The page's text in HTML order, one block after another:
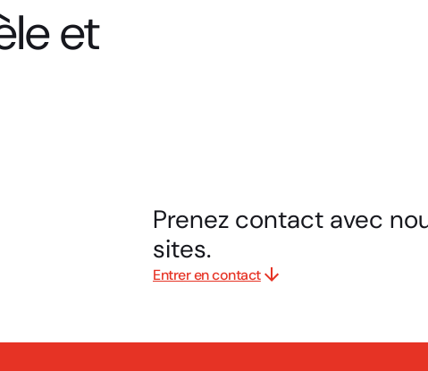
et
Prenez contact avec
sites.
Entrer en contact